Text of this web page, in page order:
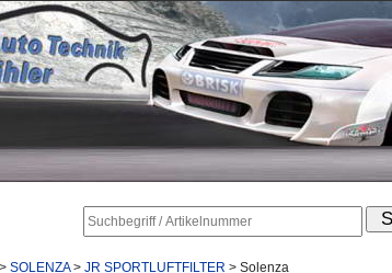
> SOLENZA > JR SPORTLUFTFILTER > Solenza